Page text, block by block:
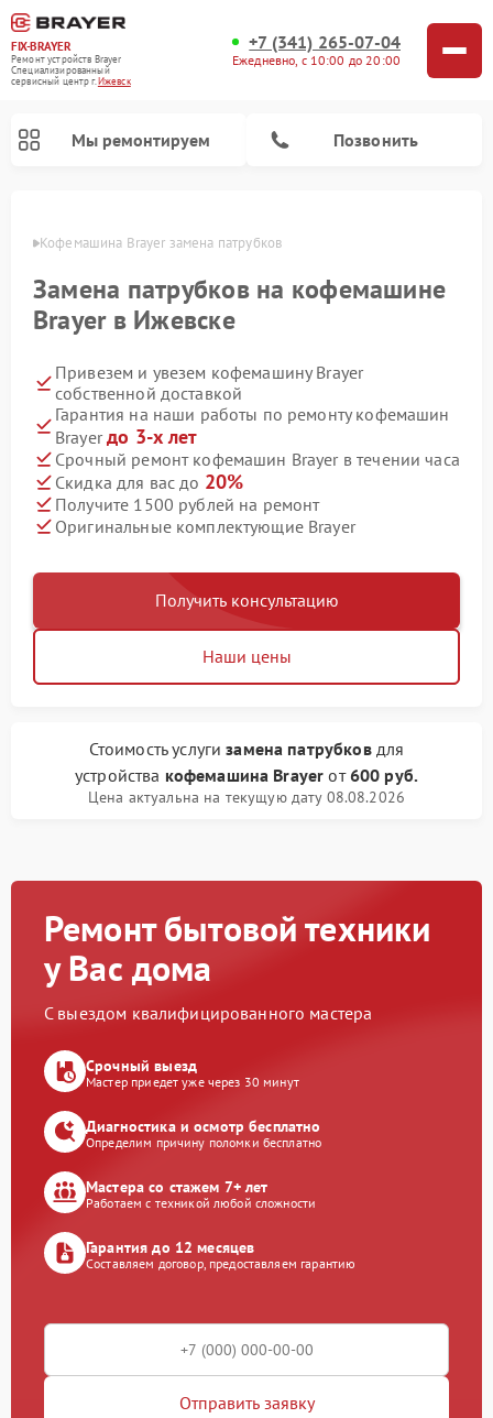
FIX-BRAYER
Ремонт устройств Brayer
Специализированный
cервисный центр г.Ижевск
+7 (341) 265-07-04
Ежедневно, с 10:00 до 20:00
Мы ремонтируем Позвонить
Кофемашина Brayer замена патрубков
Замена патрубков на кофемашине
Brayer в Ижевске
Привезем и увезем кофемашину Brayer
собственной доставкой
Гарантия на наши работы по ремонту кофемашин
Brayerдо 3-х лет
Срочный ремонт кофемашин Brayer в течении часа
Скидка для вас до 20%
Получите 1500 рублей на ремонт
Оригинальные комплектующие Brayer
Получить консультацию
Наши цены
Стоимость услугизамена патрубковдля
устройства кофемашина Brayer от600 руб.
Цена актуальна на текущую дату 08.08.2026
Ремонт бытовой техники
у Вас дома
С выездом квалифицированного мастера
Срочный выезд
Мастер приедет уже через 30 минут
Диагностика и осмотр бесплатно
Определим причину поломки бесплатно
Мастера со стажем 7+ лет
Работаем с техникой любой сложности
Гарантия до 12 месяцев
Составляем договор, предоставляем гарантию
Отправить заявку